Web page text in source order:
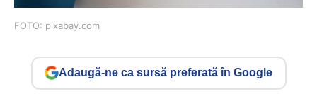
FOTO: pixabay.com
Adaugă-ne ca sursă preferată în Google